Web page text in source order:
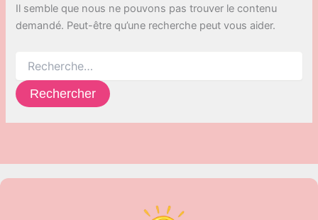
Il semble que nous ne pouvons pas trouver le contenu
demandé. Peut-être qu’une recherche peut vous aider.